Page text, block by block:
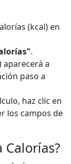
(kcal) en
.
aparecerá a
paso a
haz clic en
los campos de
Calorías?